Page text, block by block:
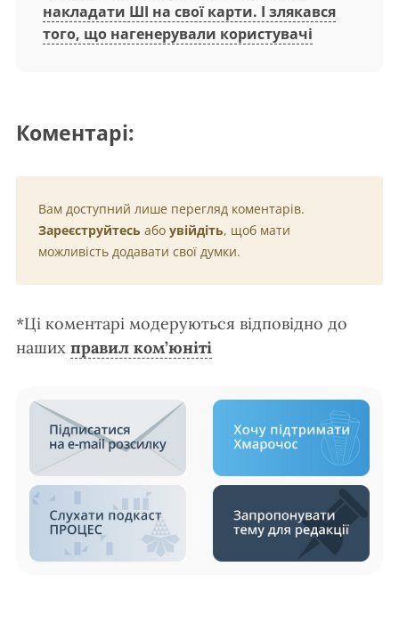
накладати ШІ на свої карти. І злякався
того, що нагенерували користувачі
Коментарі:
Вам доступний лише перегляд коментарів.
Зареєструйтесь або увійдіть, щоб мати
можливість додавати свої думки.
*Ці коментарі модеруються відповідно до
наших правил ком’юніті